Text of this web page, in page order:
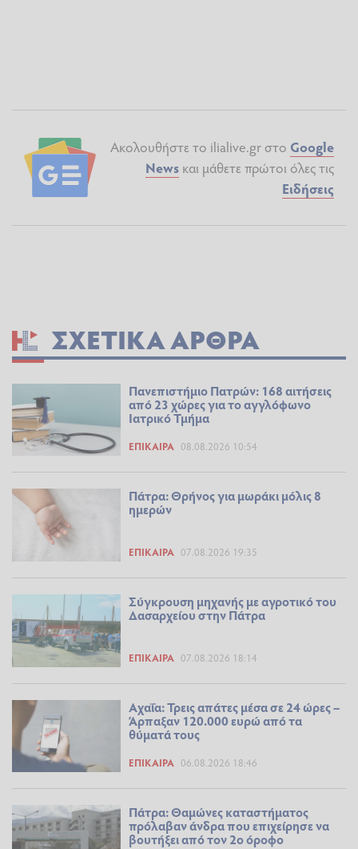
Ακολουθήστε το ilialive.gr στο Google
News και μάθετε πρώτοι όλες τις
Ειδήσεις
ΣΧΕΤΙΚΆ ΆΡΘΡΑ
Πανεπιστήμιο Πατρών: 168 αιτήσεις
από 23 χώρες για το αγγλόφωνο
Ιατρικό Τμήμα
ΕΠΊΚΑΙΡΑ 08.08.2026 10:54
Πάτρα: Θρήνος για μωράκι μόλις 8
ημερών
ΕΠΊΚΑΙΡΑ 07.08.2026 19:35
Σύγκρουση μηχανής με αγροτικό του
Δασαρχείου στην Πάτρα
ΕΠΊΚΑΙΡΑ 07.08.2026 18:14
Αχαΐα: Τρεις απάτες μέσα σε 24 ώρες –
Άρπαξαν 120.000 ευρώ από τα
θύματά τους
ΕΠΊΚΑΙΡΑ 06.08.2026 18:46
Πάτρα: Θαμώνες καταστήματος
πρόλαβαν άνδρα που επιχείρησε να
βουτήξει από τον 2ο όροφο